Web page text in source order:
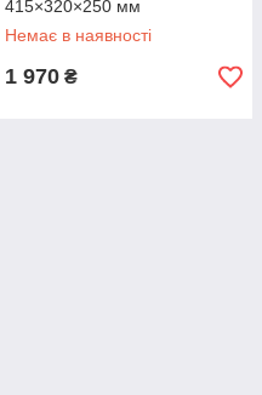
415×320×250 мм
Немає в наявності
1 970 ₴